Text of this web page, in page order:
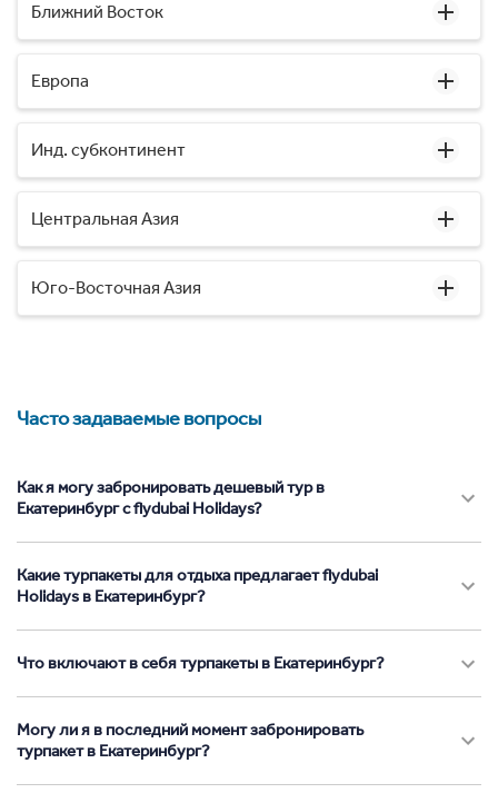
Ближний Восток
Европа
Инд. субконтинент
Центральная Азия
Юго-Восточная Азия
Часто задаваемые вопросы
Как я могу забронировать дешевый тур в
Екатеринбург с flydubai Holidays?
Какие турпакеты для отдыха предлагает flydubai
Holidays в Екатеринбург?
Что включают в себя турпакеты в Екатеринбург?
Могу ли я в последний момент забронировать
турпакет в Екатеринбург?